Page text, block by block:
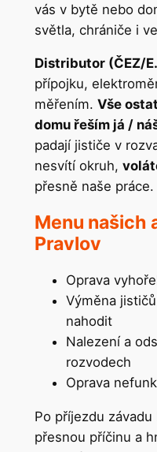
vás v bytě nebo
světla, chrániče i
Distributor (ČEZ/
přípojku,
měřením. Vše
domu řeším já /
padají jističe v
nesvítí okruh,
přesně naše práce.
Menu našich
Pravlov
Oprava
Výměna
nahodit
Nalezení a
rozvodech
Oprava
Po příjezdu
přesnou příčinu a